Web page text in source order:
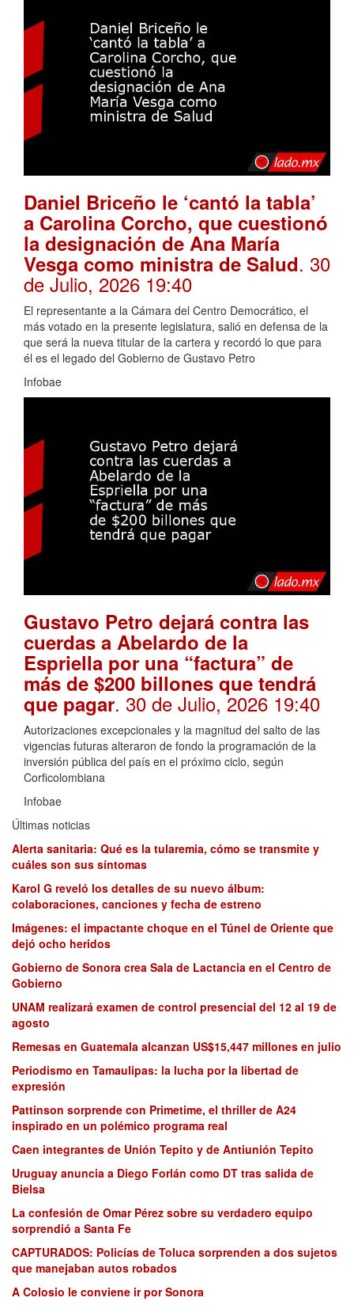
Daniel Briceño le ‘cantó la tabla’
a Carolina Corcho, que cuestionó
la designación de Ana María
Vesga como ministra de Salud. 30
de Julio, 2026 19:40
El representante a la Cámara del Centro Democrático, el
más votado en la presente legislatura, salió en defensa de la
que será la nueva titular de la cartera y recordó lo que para
él es el legado del Gobierno de Gustavo Petro
Infobae
Gustavo Petro dejará contra las
cuerdas a Abelardo de la
Espriella por una “factura” de
más de $200 billones que tendrá
que pagar. 30 de Julio, 2026 19:40
Autorizaciones excepcionales y la magnitud del salto de las
vigencias futuras alteraron de fondo la programación de la
inversión pública del país en el próximo ciclo, según
Corficolombiana
Infobae
Últimas noticias
Alerta sanitaria: Qué es la tularemia, cómo se transmite y
cuáles son sus síntomas
Karol G reveló los detalles de su nuevo álbum:
colaboraciones, canciones y fecha de estreno
Imágenes: el impactante choque en el Túnel de Oriente que
dejó ocho heridos
Gobierno de Sonora crea Sala de Lactancia en el Centro de
Gobierno
UNAM realizará examen de control presencial del 12 al 19 de
agosto
Remesas en Guatemala alcanzan US$15,447 millones en julio
Periodismo en Tamaulipas: la lucha por la libertad de
expresión
Pattinson sorprende con Primetime, el thriller de A24
inspirado en un polémico programa real
Caen integrantes de Unión Tepito y de Antiunión Tepito
Uruguay anuncia a Diego Forlán como DT tras salida de
Bielsa
La confesión de Omar Pérez sobre su verdadero equipo
sorprendió a Santa Fe
CAPTURADOS: Policías de Toluca sorprenden a dos sujetos
que manejaban autos robados
A Colosio le conviene ir por Sonora